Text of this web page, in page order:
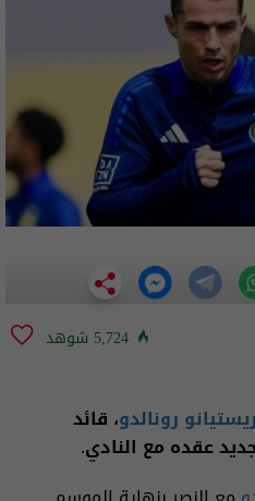
5,724 شوهد
رونالدو، قائد
عقده مع النادي.